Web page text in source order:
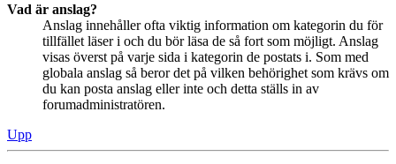
Vad är anslag?
Anslag innehåller ofta viktig information om kategorin du för
tillfället läser i och du bör läsa de så fort som möjligt. Anslag
visas överst på varje sida i kategorin de postats i. Som med
globala anslag så beror det på vilken behörighet som krävs om
du kan posta anslag eller inte och detta ställs in av
forumadministratören.
Upp